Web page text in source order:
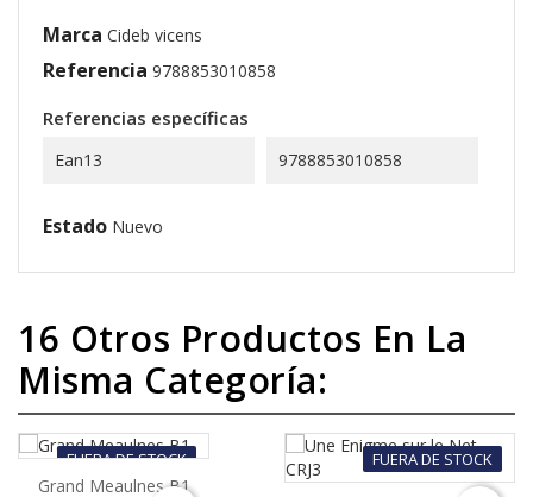
Marca Cideb vicens
Referencia 9788853010858
Referencias específicas
Ean13 9788853010858
Estado Nuevo
16 Otros Productos En La
Misma Categoría:
FUERA DE STOCK
Grand Meaulnes B1
FUERA DE STOCK